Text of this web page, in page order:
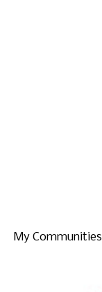
My Communities